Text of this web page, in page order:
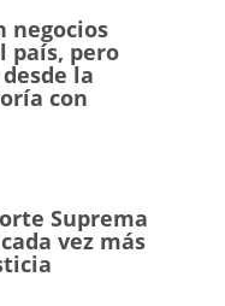
negocios
país, pero
la
con
Suprema
vez más